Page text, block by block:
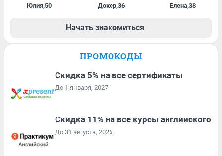
Юлия,50 Докер,36 Елена,38
Начать знакомиться
ПРОМОКОДЫ
Скидка 5% на все сертификаты
До 1 января, 2027
Скидка 11% на все курсы английского
До 31 августа, 2026